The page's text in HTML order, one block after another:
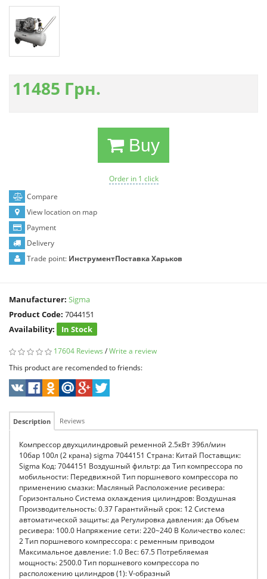
11485 Грн.
Buy
Order in 1 click
Compare
View location on map
Payment
Delivery
Trade point: ИнструментПоставка Харьков
Manufacturer: Sigma
Product Code: 7044151
Availability:
In Stock
17604 Reviews /Write a review
This product are recomended to friends:
Description Reviews
Компрессор двухцилиндровый ременной 2.5кВт 396л/мин
10бар 100л (2 крана) sigma 7044151 Страна: Китай Поставщик:
Sigma Код: 7044151 Воздушный фильтр: да Тип компрессора по
мобильности: Передвижной Тип поршневого компрессора по
применению смазки: Масляный Расположение ресивера:
Горизонтально Система охлаждения цилиндров: Воздушная
Производительность: 0.37 Гарантийный срок: 12 Система
автоматической защиты: да Регулировка давления: да Объем
ресивера: 100.0 Напряжение сети: 220~240 В Количество колес:
2 Тип поршневого компрессора: с ременным приводом
Максимальное давление: 1.0 Вес: 67.5 Потребляемая
мощность: 2500.0 Тип поршневого компрессора по
расположению цилиндров (1): V-образный